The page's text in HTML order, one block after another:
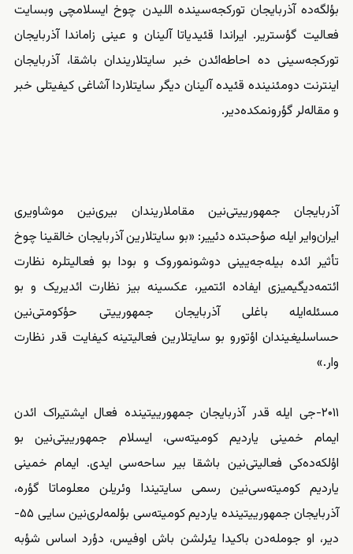
بؤلگه‌ده آذربایجان تورکجه‌سینده اللیدن چوخ ایسلامچی وبسایت
فعالیت گؤستریر. ایراندا قئیدیاتا آلینان و عینی زاماندا آذربایجان
تورکجه‌سینی ده احاطه‌‌‌ائدن خبر سایتلاریندان باشقا، آذربایجان
اینترنت دومئنینده قئیده آلینان دیگر سایتلاردا آشاغی کیفیتلی خبر
و مقاله‌لر گؤرونمکده‌دیر.
آذربایجان جمهورییتی‌نین مقاملاریندان بیری‌نین موشاویری
ایران‌وایر ایله صؤحبتده دئییر: «بو سایتلارین آذربایجان خالقینا چوخ
تأثیر ائده بیله‌جه‌یینی دوشونموروک و بودا بو فعالیتلره نظارت
ائتمه‌دیگیمیزی ایفاده ائتمیر، عکسینه بیز نظارت ائدیریک و بو
مسئله‌‌ایله باغلی آذربایجان جمهورییتی حؤکومتی‌نین
حساسلیغیندان اؤتورو بو سایتلارین فعالیتینه کیفایت قدر نظارت
وار.»
۲۰۱۱-جی ایله قدر آذربایجان جمهورییتینده فعال ایشتیراک ائدن
ایمام خمینی یاردیم کومیته‌سی، ایسلام جمهورییتی‌نین بو
اؤلکه‌ده‌کی فعالیتی‌نین باشقا بیر ساحه‌‌‌سی ایدی. ایمام خمینی
یاردیم کومیته‌سی‌نین رسمی سایتیندا وئریلن معلوماتا گؤره،
آذربایجان جمهورییتینده یاردیم کومیته‌سی بؤلمه‌لری‌نین سایی ۵۵-
دیر، او جومله‌‌‌دن باکیدا یئرلشن باش اوفیس، دؤرد اساس شؤبه